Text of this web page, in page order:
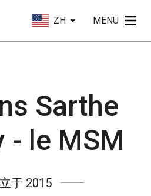
ZH MENU
Sarthe
- le MSM
于 2015